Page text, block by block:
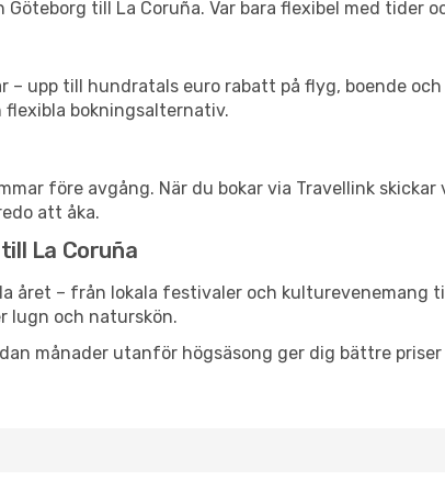
till La Coruña. Var bara flexibel med tider
– upp till hundratals euro rabatt på flyg, boende
bokningsalternativ.
före avgång. När du bokar via Travellink
att åka.
La Coruña
året – från lokala festivaler och kulturevenemang
lugn och naturskön.
månader utanför högsäsong ger dig bättre